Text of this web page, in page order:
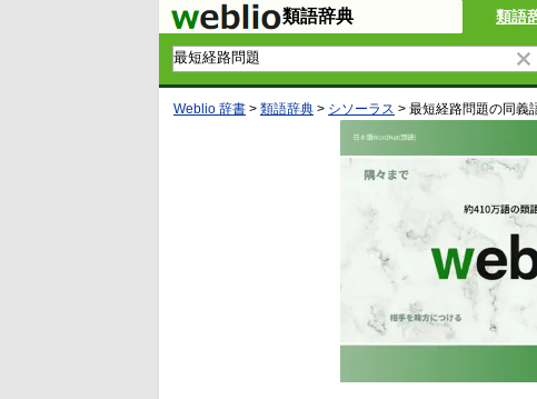
類語辞典 類語
Weblio 辞書 > 類語辞典 > シソーラス > 最短経路問題の同義